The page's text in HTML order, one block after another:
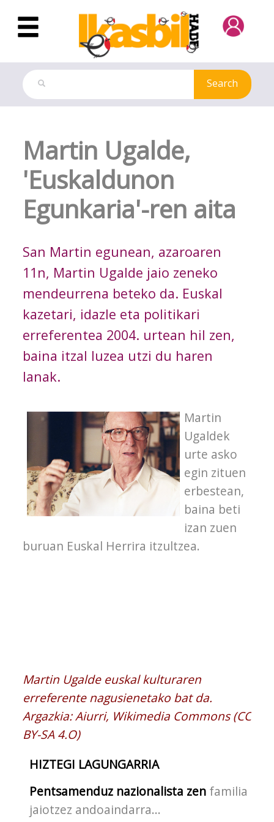
Skip to Main Content
Search
Martin Ugalde,
'Euskaldunon
Egunkaria'-ren aita
San Martin egunean, azaroaren
11n, Martin Ugalde jaio zeneko
mendeurrena beteko da. Euskal
kazetari, idazle eta politikari
erreferentea 2004. urtean hil zen,
baina itzal luzea utzi du haren
lanak.
Martin
Ugaldek
urte asko
egin zituen
erbestean,
baina beti
izan zuen
buruan Euskal Herrira itzultzea.
Martin Ugalde euskal kulturaren
erreferente nagusienetako bat da.
Argazkia: Aiurri, Wikimedia Commons (CC
BY-SA 4.O)
HIZTEGI LAGUNGARRIA
Pentsamenduz nazionalista zen familia
jaiotzez andoaindarra...